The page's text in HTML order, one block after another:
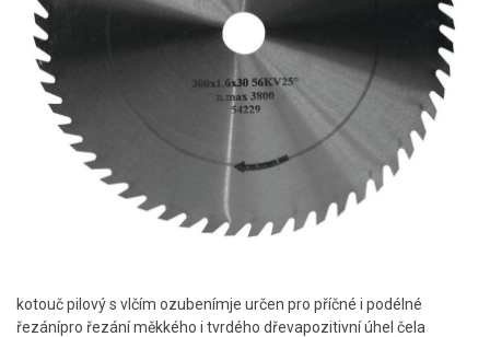
kotouč pilový s vlčím ozubenímje určen pro příčné i podélné
řezánípro řezání měkkého i tvrdého dřevapozitivní úhel čela